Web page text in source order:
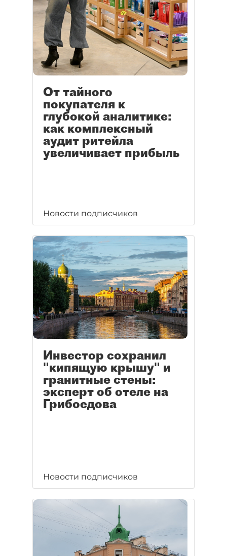
От тайного
покупателя к
глубокой аналитике:
как комплексный
аудит ритейла
увеличивает прибыль
Новости подписчиков
Инвестор сохранил
"кипящую крышу" и
гранитные стены:
эксперт об отеле на
Грибоедова
Новости подписчиков